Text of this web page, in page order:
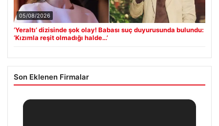
05/08/2026
‘Yeraltı’ dizisinde şok olay! Babası suç duyurusunda bulundu:
‘Kızımla reşit olmadığı halde…’
Son Eklenen Firmalar